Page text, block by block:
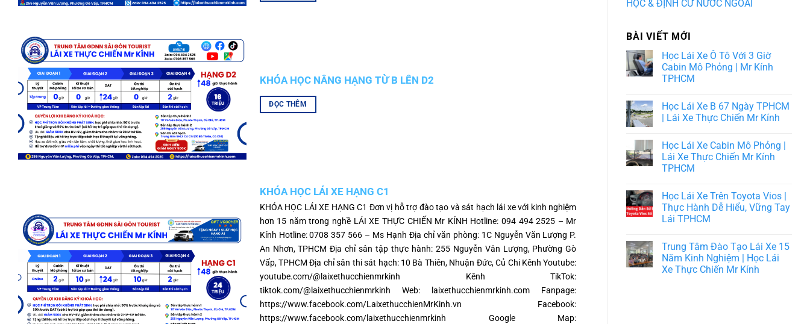
KHÓA HỌC NÂNG HẠNG TỪ B LÊN D2
ĐỌC THÊM
KHÓA HỌC LÁI XE HẠNG C1
KHÓA HỌC LÁI XE HẠNG C1 Đơn vị hỗ trợ đào tạo và sát hạch lái xe với kinh nghiệm
hơn 15 năm trong nghề LÁI XE THỰC CHIẾN Mr KÍNH Hotline: 094 494 2525 – Mr
Kính Hotline: 0708 357 566 – Ms Hạnh Địa chỉ văn phòng: 1C Nguyễn Văn Lượng P.
An Nhơn, TPHCM Địa chỉ sân tập thực hành: 255 Nguyễn Văn Lượng, Phường Gò
Vấp, TPHCM Địa chỉ sân thi sát hạch: 10 Bà Thiên, Nhuận Đức, Củ Chi Kênh Youtube:
youtube.com/@laixethucchienmrkinh Kênh TikTok:
tiktok.com/@laixethucchienmrkinh Web: laixethucchienmrkinh.com Fanpage:
https://www.facebook.com/LaixethucchienMrKinh.vn Facebook:
https://www.facebook.com/laixethucchienmrkinh Google Map:
HỌC & ĐỊNH CƯ NƯỚC NGOÀI
BÀI VIẾT MỚI
Học Lái Xe Ô Tô Với 3 Giờ
Cabin Mô Phỏng | Mr Kính
TPHCM
Học Lái Xe B 67 Ngày TPHCM
| Lái Xe Thực Chiến Mr Kính
Học Lái Xe Cabin Mô Phỏng |
Lái Xe Thực Chiến Mr Kính
TPHCM
Học Lái Xe Trên Toyota Vios |
Thực Hành Dễ Hiểu, Vững Tay
Lái TPHCM
Trung Tâm Đào Tạo Lái Xe 15
Năm Kinh Nghiệm | Học Lái
Xe Thực Chiến Mr Kính